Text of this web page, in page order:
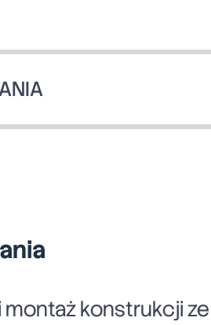
montaż konstrukcji